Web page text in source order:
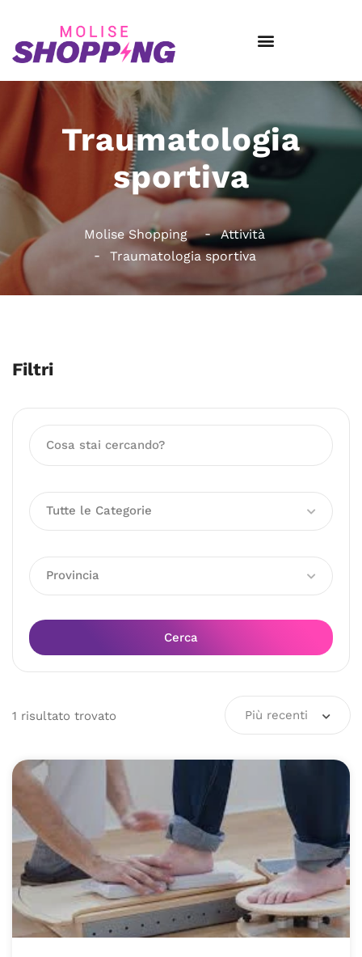
Traumatologia
sportiva
Molise Shopping
Attività
Traumatologia sportiva
Filtri
Tutte le Categorie
Provincia
Cerca
1 risultato trovato Più recenti